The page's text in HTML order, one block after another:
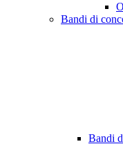
Bandi di
Bandi